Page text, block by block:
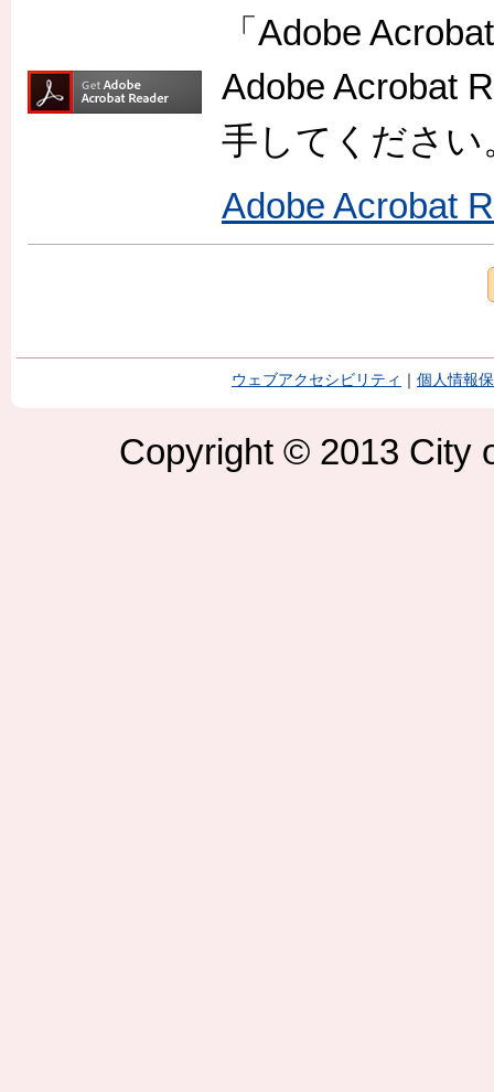
「Adobe
Adobe Acrobat
手してください
Adobe Acrobat
ウェブアクセシビリティ 個人情報
Copyright © 2013 City